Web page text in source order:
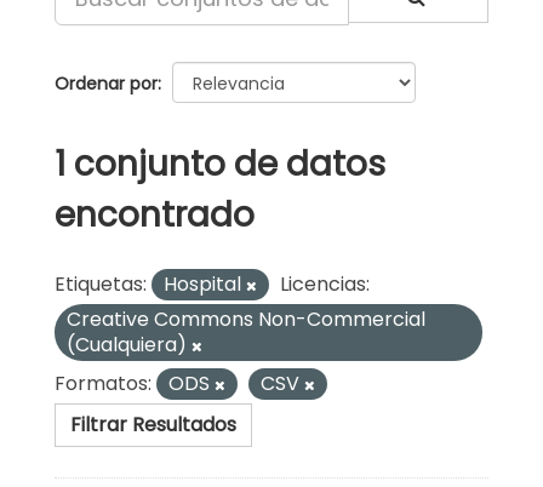
Ordenar por
1 conjunto de datos
encontrado
Etiquetas: Hospital
Licencias:
Creative Commons Non-Commercial
(Cualquiera)
Formatos:
ODS
CSV
Filtrar Resultados